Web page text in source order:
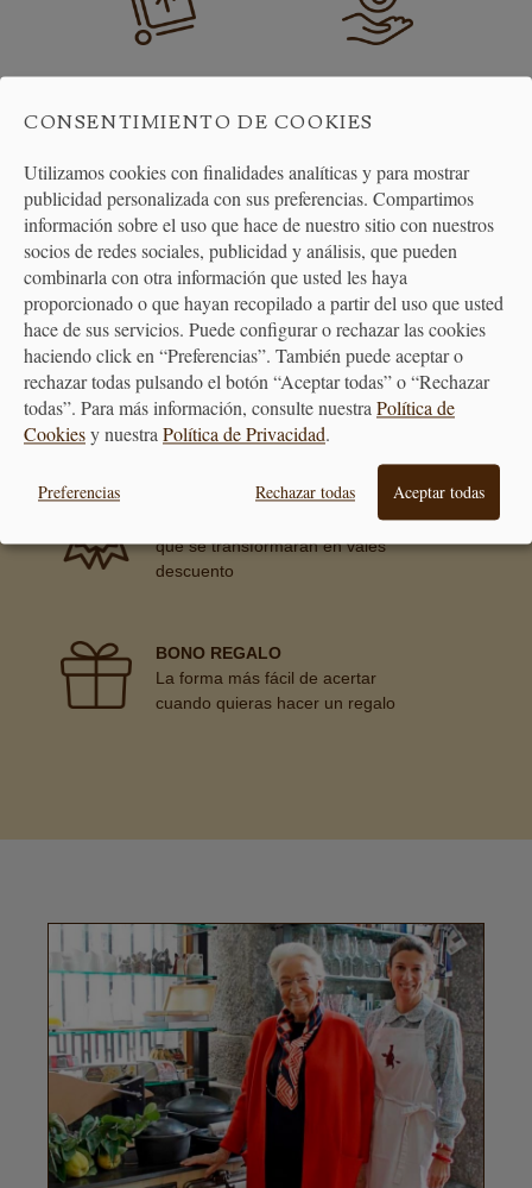
A PARTIR DE 40€
30 DÍAS
ATENCIÓN
AL CLIENTE
PREMIAMOS TUS COMPRAS
Consigue puntos en tus compras
que se transformarán en vales
descuento
BONO REGALO
La forma más fácil de acertar
cuando quieras hacer un regalo
CONSENTIMIENTO DE COOKIES
Utilizamos cookies con finalidades analíticas y para mostrar
publicidad personalizada con sus preferencias. Compartimos
información sobre el uso que hace de nuestro sitio con nuestros
socios de redes sociales, publicidad y análisis, que pueden
combinarla con otra información que usted les haya
proporcionado o que hayan recopilado a partir del uso que usted
hace de sus servicios. Puede configurar o rechazar las cookies
haciendo click en “Preferencias”. También puede aceptar o
rechazar todas pulsando el botón “Aceptar todas” o “Rechazar
todas”. Para más información, consulte nuestra Política de
Cookiesy nuestra Política de Privacidad.
Preferencias Rechazar todas Aceptar todas